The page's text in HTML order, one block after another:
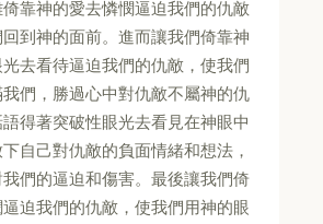
靠神的愛去憐憫逼迫我們的仇敵
到神的面前。進而讓我們倚靠神
去看待逼迫我們的仇敵，使我們
們，勝過心中對仇敵不屬神的仇
得著突破性眼光去看見在神眼中
自己對仇敵的負面情緒和想法，
們的逼迫和傷害。最後讓我們倚
迫我們的仇敵，使我們用神的眼